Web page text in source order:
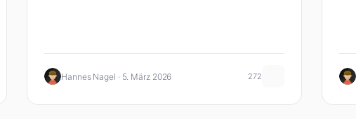
Hannes Nagel · 5. März 2026 272